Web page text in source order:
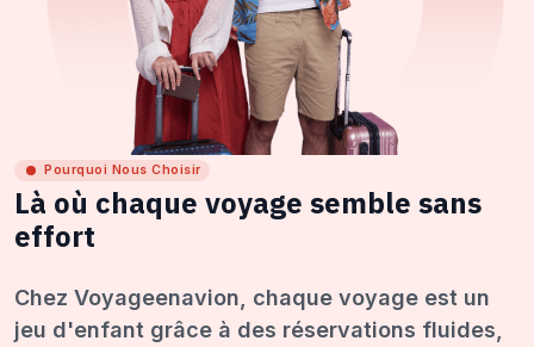
Pourquoi Nous Choisir
Là où chaque voyage semble sans
effort
Chez Voyageenavion, chaque voyage est un
jeu d'enfant grâce à des réservations fluides,